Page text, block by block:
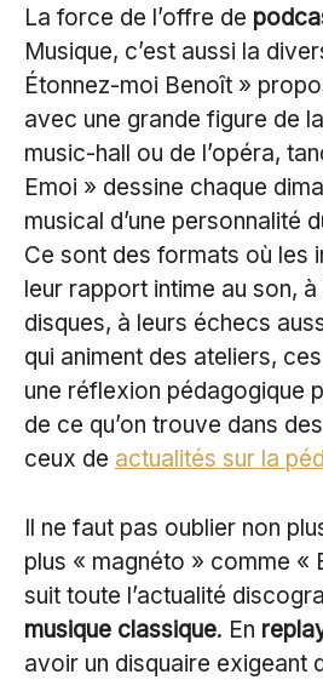
La force de l’offre de
Musique, c’est aussi la
Étonnez-moi Benoît »
avec une grande figure de
music-hall ou de l’opéra,
Emoi » dessine chaque
musical d’une personnalité
Ce sont des formats où les
leur rapport intime au son,
disques, à leurs échecs
qui animent des ateliers,
une réflexion pédagogique
de ce qu’on trouve dans
ceux de actualités sur la
Il ne faut pas oublier non
plus « magnéto » comme «
suit toute l’actualité
musique classique. En
avoir un disquaire exigeant